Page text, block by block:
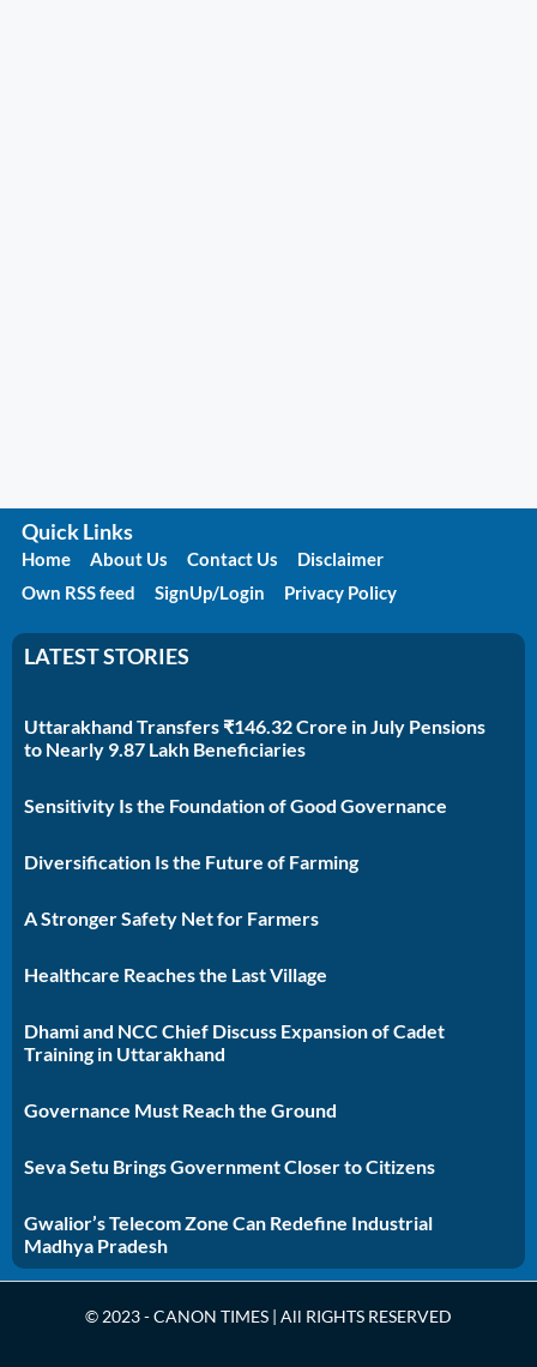
Quick Links
Home About Us Contact Us
Disclaimer
Own RSS feed
SignUp/Login Privacy Policy
LATEST STORIES
Uttarakhand Transfers ₹146.32 Crore in July Pensions
to Nearly 9.87 Lakh Beneficiaries
Sensitivity Is the Foundation of Good Governance
Diversification Is the Future of Farming
A Stronger Safety Net for Farmers
Healthcare Reaches the Last Village
Dhami and NCC Chief Discuss Expansion of Cadet
Training in Uttarakhand
Governance Must Reach the Ground
Seva Setu Brings Government Closer to Citizens
Gwalior’s Telecom Zone Can Redefine Industrial
Madhya Pradesh
© 2023 - CANON TIMES | All RIGHTS RESERVED